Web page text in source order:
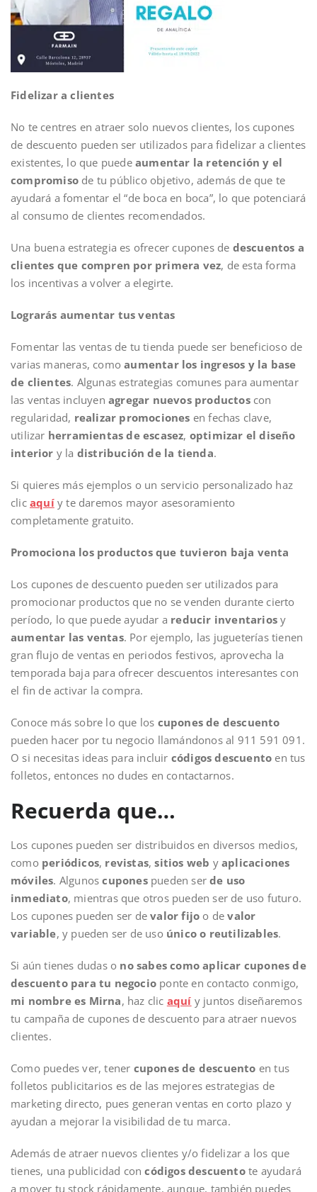
Fidelizar a clientes
No te centres en atraer solo nuevos clientes, los cupones
de descuento pueden ser utilizados para fidelizar a clientes
existentes, lo que puede aumentar la retención y el
compromiso de tu público objetivo, además de que te
ayudará a fomentar el “de boca en boca”, lo que potenciará
al consumo de clientes recomendados.
Una buena estrategia es ofrecer cupones de descuentos a
clientes que compren por primera vez, de esta forma
los incentivas a volver a elegirte.
Lograrás aumentar tus ventas
Fomentar las ventas de tu tienda puede ser beneficioso de
varias maneras, comoaumentar los ingresos y la base
de clientes. Algunas estrategias comunes para aumentar
las ventas incluyen agregar nuevos productoscon
regularidad, realizar promociones en fechas clave,
utilizar herramientas de escasez, optimizar el diseño
interior y la distribución de la tienda.
Si quieres más ejemplos o un servicio personalizado haz
clic aquíy te daremos mayor asesoramiento
completamente gratuito.
Promociona los productos que tuvieron baja venta
Los cupones de descuento pueden ser utilizados para
promocionar productos que no se venden durante cierto
período, lo que puede ayudar a reducir inventariosy
aumentar las ventas. Por ejemplo, las jugueterías tienen
gran flujo de ventas en periodos festivos, aprovecha la
temporada baja para ofrecer descuentos interesantes con
el fin de activar la compra.
Conoce más sobre lo que los cupones de descuento
pueden hacer por tu negocio llamándonos al 911 591 091.
O si necesitas ideas para incluir códigos descuento en tus
folletos, entonces no dudes en contactarnos.
Recuerda que…
Los cupones pueden ser distribuidos en diversos medios,
como periódicos, revistas,sitios web yaplicaciones
móviles. Algunoscuponespueden serde uso
inmediato, mientras que otros pueden ser de uso futuro.
Los cupones pueden ser devalor fijo o devalor
variable, y pueden ser de uso único o reutilizables.
Si aún tienes dudas o no sabes como aplicar cupones de
descuento para tu negocio ponte en contacto conmigo,
mi nombre es Mirna, haz clic aquí y juntos diseñaremos
tu campaña de cupones de descuento para atraer nuevos
clientes.
Como puedes ver, tener cupones de descuento en tus
folletos publicitarios es de las mejores estrategias de
marketing directo, pues generan ventas en corto plazo y
ayudan a mejorar la visibilidad de tu marca.
Además de atraer nuevos clientes y/o fidelizar a los que
tienes, una publicidad concódigos descuentote ayudará
a mover tu stock rápidamente, aunque, también puedes